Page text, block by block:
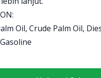
Oil, Crude Palm Oil,